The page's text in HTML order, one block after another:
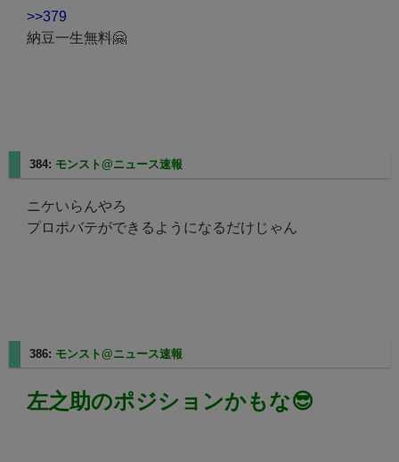
>>379
納豆一生無料🤗
384: モンスト@ニュース速報
ニケいらんやろ
プロポバテができるようになるだけじゃん
386: モンスト@ニュース速報
左之助のポジションかもな😎